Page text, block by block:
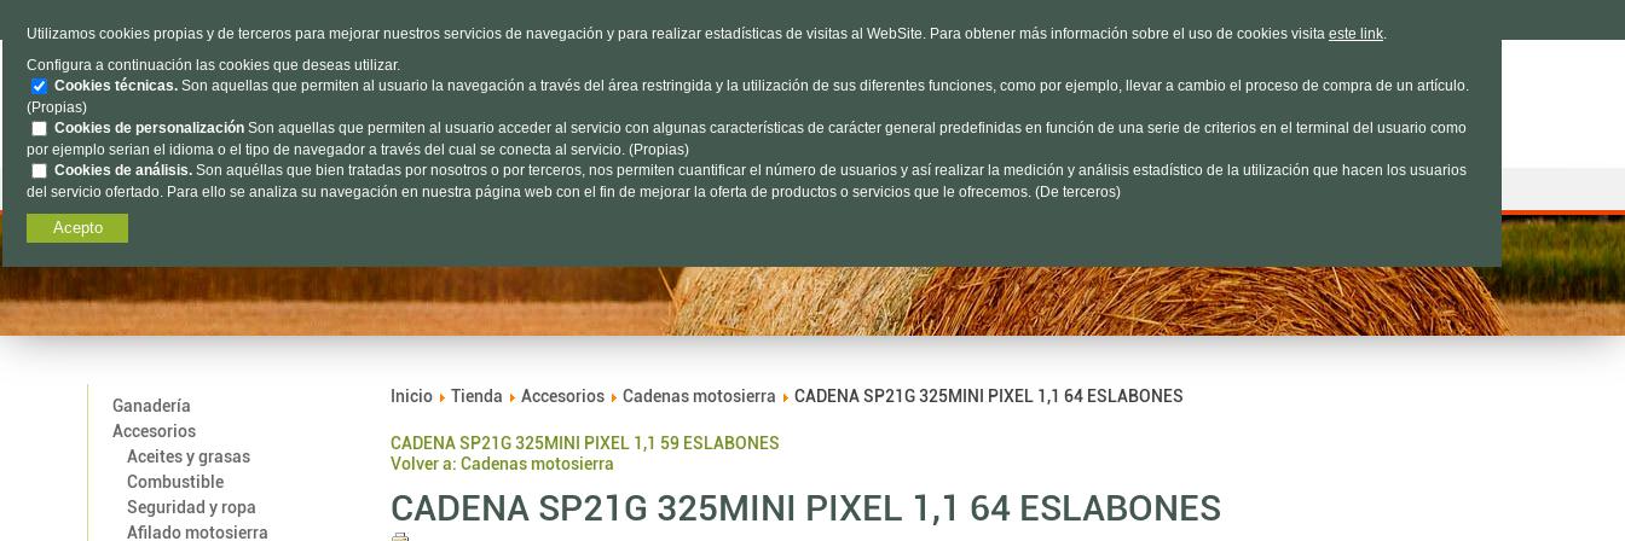
Ganadería Accesorios Agrícola Ofertas Jardín Forestal
Ganadería
Accesorios
Aceites y grasas
Combustible
Seguridad y ropa
Afilado motosierra
Inicio Tienda Accesorios Cadenas motosierra CADENA SP21G 325MINI PIXEL 1,1 64 ESLABONES
CADENA SP21G 325MINI PIXEL 1,1 59 ESLABONES
Volver a: Cadenas motosierra
CADENA SP21G 325MINI PIXEL 1,1 64 ESLABONES
Utilizamos cookies propias y de terceros para mejorar nuestros servicios de navegación y para realizar estadísticas de visitas al WebSite. Para obtener más información sobre el uso de cookies visita este link.
Configura a continuación las cookies que deseas utilizar.
Cookies técnicas. Son aquellas que permiten al usuario la navegación a través del área restringida y la utilización de sus diferentes funciones, como por ejemplo, llevar a cambio el proceso de compra de un artículo.
(Propias)
Cookies de personalización Son aquellas que permiten al usuario acceder al servicio con algunas características de carácter general predefinidas en función de una serie de criterios en el terminal del usuario como
por ejemplo serian el idioma o el tipo de navegador a través del cual se conecta al servicio. (Propias)
Cookies de análisis. Son aquéllas que bien tratadas por nosotros o por terceros, nos permiten cuantificar el número de usuarios y así realizar la medición y análisis estadístico de la utilización que hacen los usuarios
del servicio ofertado. Para ello se analiza su navegación en nuestra página web con el fin de mejorar la oferta de productos o servicios que le ofrecemos. (De terceros)
Acepto